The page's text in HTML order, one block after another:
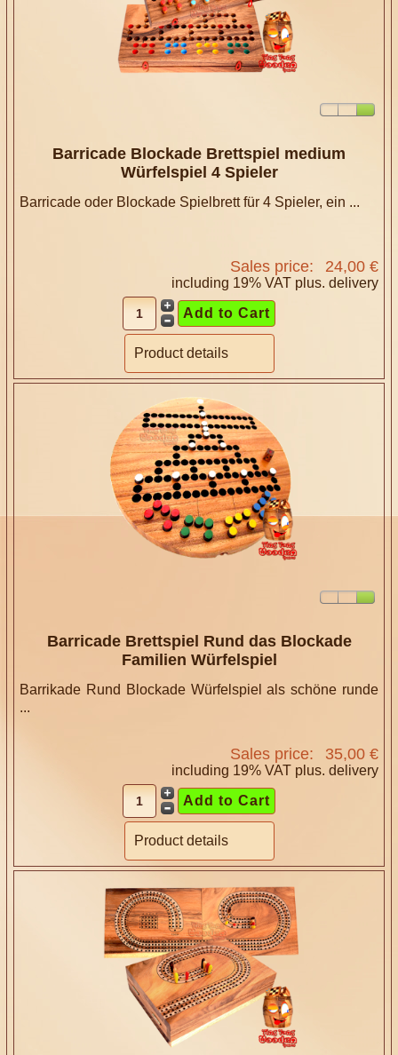
Barricade Blockade Brettspiel medium
Würfelspiel 4 Spieler
Barricade oder Blockade Spielbrett für 4 Spieler, ein ...
Sales price: 24,00 €
including 19% VAT plus. delivery
Product details
Barricade Brettspiel Rund das Blockade
Familien Würfelspiel
Barrikade Rund Blockade Würfelspiel als schöne runde
...
Sales price: 35,00 €
including 19% VAT plus. delivery
Product details